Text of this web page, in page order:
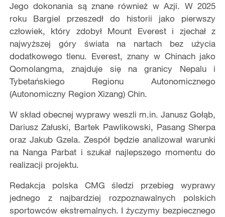
Jego dokonania są znane również w Azji. W 2025
roku Bargiel przeszedł do historii jako pierwszy
człowiek, który zdobył Mount Everest i zjechał z
najwyższej góry świata na nartach bez użycia
dodatkowego tlenu. Everest, znany w Chinach jako
Qomolangma, znajduje się na granicy Nepalu i
Tybetańskiego Regionu Autonomicznego
(Autonomiczny Region Xizang) Chin.
W skład obecnej wyprawy weszli m.in. Janusz Gołąb,
Dariusz Załuski, Bartek Pawlikowski, Pasang Sherpa
oraz Jakub Gzela. Zespół będzie analizował warunki
na Nanga Parbat i szukał najlepszego momentu do
realizacji projektu.
Redakcja polska CMG śledzi przebieg wyprawy
jednego z najbardziej rozpoznawalnych polskich
sportowców ekstremalnych. I życzymy bezpiecznego